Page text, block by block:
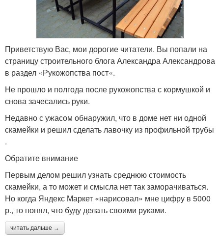
Приветствую Вас, мои дорогие читатели. Вы попали на
страницу строительного блога Александра Александрова
в раздел «Рукожопства пост«.
Не прошло и полгода после рукожопства с кормушкой и
снова зачесались руки.
Недавно с ужасом обнаружил, что в доме нет ни одной
скамейки и решил сделать лавочку из профильной трубы
.
Обратите внимание
Первым делом решил узнать среднюю стоимость
скамейки, а то может и смысла нет так заморачиваться.
Но когда Яндекс Маркет «нарисовал» мне цифру в 5000
р., то понял, что буду делать своими руками.
читать дальше →